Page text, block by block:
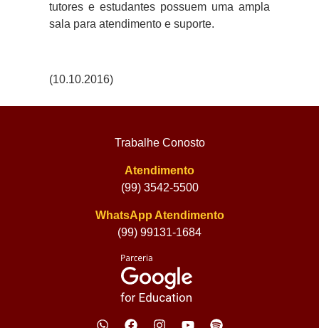
tutores e estudantes possuem uma ampla
sala para atendimento e suporte.
(10.10.2016)
Trabalhe Conosto
Atendimento
(99) 3542-5500
WhatsApp Atendimento
(99) 99131-1684